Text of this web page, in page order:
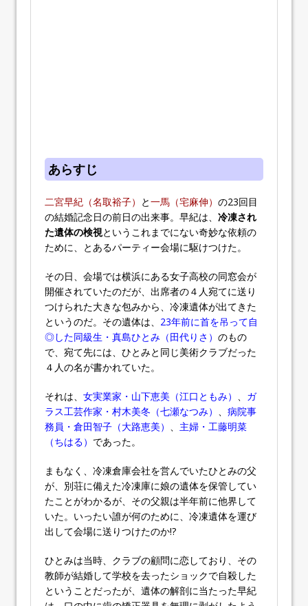
あらすじ
二宮早紀（名取裕子） と一馬（宅麻伸） の23回目
の結婚記念日の前日の出来事。早紀は、 冷凍され
た遺体の検視というこれまでにない奇妙な依頼の
ために、とあるパーティー会場に駆けつけた。
その日、会場では横浜にある女子高校の同窓会が
開催されていたのだが、出席者の４人宛てに送り
つけられた大きな包みから、冷凍遺体が出てきた
というのだ。その遺体は、 23年前に首を吊って自
◎した同級生・真島ひとみ（田代りさ） のもの
で、宛て先には、ひとみと同じ美術クラブだった
４人の名が書かれていた。
それは、 女実業家・山下恵美（江口ともみ） 、 ガ
ラス工芸作家・村木美冬（七瀬なつみ） 、 病院事
務員・倉田智子（大路恵美） 、 主婦・工藤明菜
（ちはる） であった。
まもなく、冷凍倉庫会社を営んでいたひとみの父
が、別荘に備えた冷凍庫に娘の遺体を保管してい
たことがわかるが、その父親は半年前に他界して
いた。いったい誰が何のために、冷凍遺体を運び
出して会場に送りつけたのか!?
ひとみは当時、クラブの顧問に恋しており、その
教師が結婚して学校を去ったショックで自殺した
ということだったが、遺体の解剖に当たった早紀